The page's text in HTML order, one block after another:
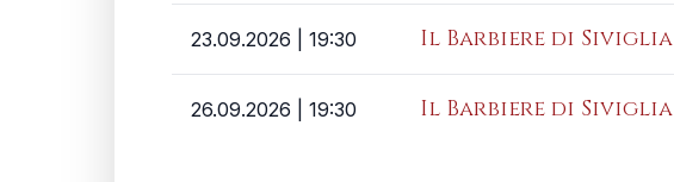
23.09.2026 | 19:30 Il Barbiere di Siviglia
26.09.2026 | 19:30 Il Barbiere di Siviglia